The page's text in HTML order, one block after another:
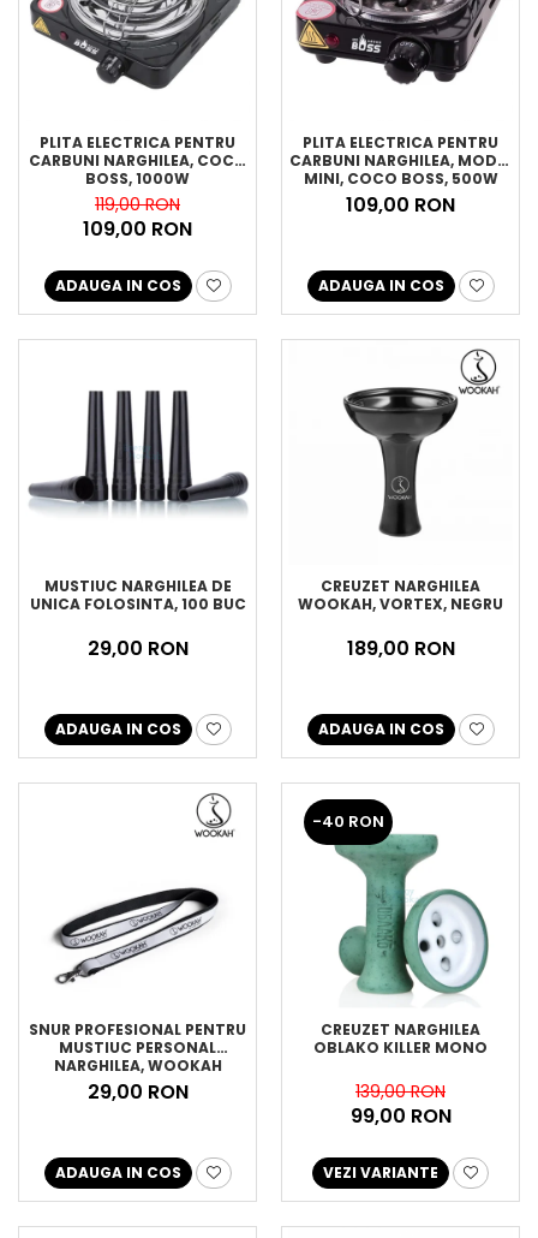
PLITA ELECTRICA PENTRU
CARBUNI NARGHILEA, COCO
BOSS, 1000W
119,00 RON
109,00 RON
ADAUGA IN COS
PLITA ELECTRICA PENTRU
CARBUNI NARGHILEA, MODEL
MINI, COCO BOSS, 500W
109,00 RON
ADAUGA IN COS
MUSTIUC NARGHILEA DE
UNICA FOLOSINTA, 100 BUC
29,00 RON
ADAUGA IN COS
CREUZET NARGHILEA
WOOKAH, VORTEX, NEGRU
189,00 RON
ADAUGA IN COS
SNUR PROFESIONAL PENTRU
MUSTIUC PERSONAL
NARGHILEA, WOOKAH
29,00 RON
ADAUGA IN COS
-40 RON
CREUZET NARGHILEA
OBLAKO KILLER MONO
139,00 RON
99,00 RON
VEZI VARIANTE